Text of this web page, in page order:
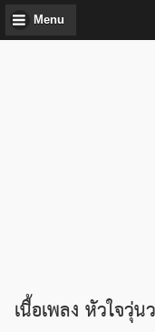
Menu
เนื้อเพลง หัวใจวุ่